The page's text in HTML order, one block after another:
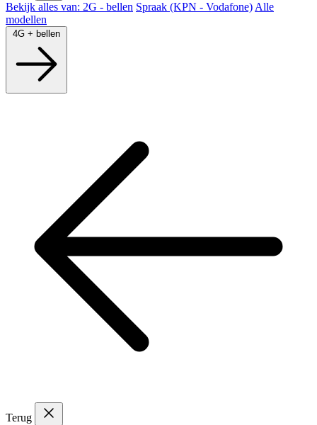
Bekijk alles van: 2G - bellen Spraak (KPN - Vodafone) Alle
modellen
4G + bellen
Terug